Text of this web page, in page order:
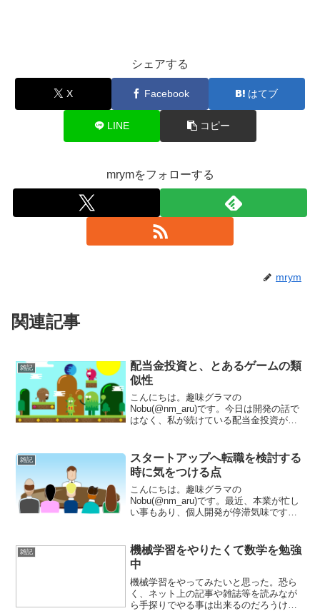
シェアする
X Facebook はてブ
LINE コピー
mrymをフォローする
mrym
関連記事
雑記
配当金投資と、とあるゲームの類
似性
こんにちは。趣味グラマの
Nobu(@nm_aru)です。今日は開発の話で
はなく、私が続けている配当金投資が、
います。とあるゲームの名前は「Age of
Empire」私...
雑記
スタートアップへ転職を検討する
時に気をつける点
こんにちは。趣味グラマの
Nobu(@nm_aru)です。最近、本業が忙し
い事もあり、個人開発が停滞気味です
職したいエンジニアから相談を受ける事
が立て続けに何度かありまし...
雑記
機械学習をやりたくて数学を勉強
中
機械学習をやってみたいと思った。恐ら
く、ネット上の記事や雑誌等を読みなが
ら手探りでやる事は出来るのだろうけ